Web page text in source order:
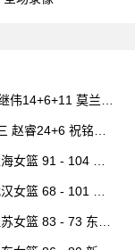
伟14+6+11 莫兰德
赵睿24+6 祝铭震1
女篮 91 - 104 四
女篮 68 - 101 山
女篮 83 - 73 东莞